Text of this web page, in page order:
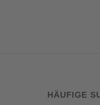
HÄUFIGE